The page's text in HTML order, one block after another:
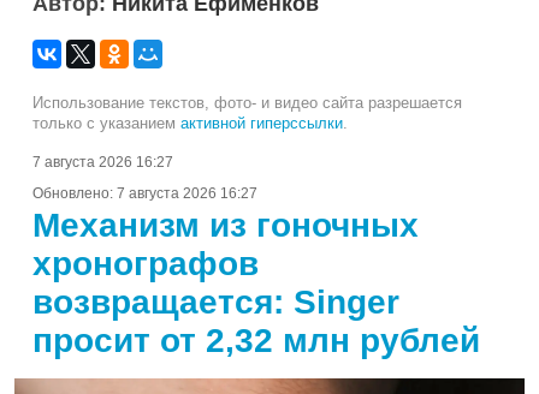
Использование текстов, фото- и видео сайта разрешается
только с указанием активной гиперссылки
7 августа 2026 16:27
Обновлено: 7 августа 2026 16:27
Механизм из гоночных
хронографов
возвращается: Singer
просит от 2,32 млн рублей